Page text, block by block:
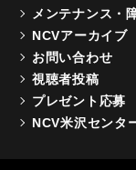
メンテナンス・
NCVアーカイブ
お問い合わせ
視聴者投稿
プレゼント応募
NCV米沢センタ